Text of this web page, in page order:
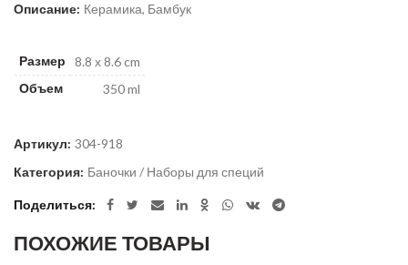
Описание: Керамика, Бамбук
Размер
8.8 х 8.6 cm
Объем
350 ml
Артикул: 304-918
Категория: Баночки / Наборы для специй
Поделиться
ПОХОЖИЕ ТОВАРЫ